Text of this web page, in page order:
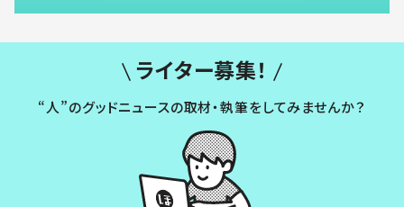
ライター募集！
“人”のグッドニュースの取材・執筆をしてみませんか？